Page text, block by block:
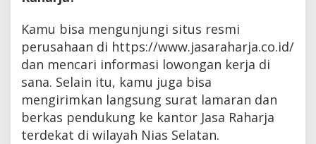
Kamu bisa mengunjungi situs resmi
perusahaan di https://www.jasaraharja.co.id/
dan mencari informasi lowongan kerja di
sana. Selain itu, kamu juga bisa
mengirimkan langsung surat lamaran dan
berkas pendukung ke kantor Jasa Raharja
terdekat di wilayah Nias Selatan.